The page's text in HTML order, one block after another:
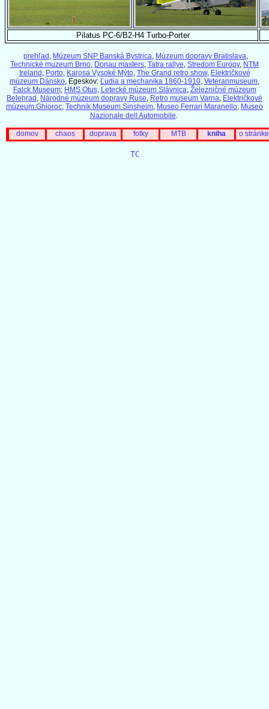
Pilatus PC-6/B2-H4 Turbo-Porter
prehľad , Múzeum SNP Banská Bystrica, Múzeum dopravy Bratislava,
Technické muzeum Brno, Donau masters, Tatra rallye, Stredom Európy, NTM
Ireland , Porto, Karosa Vysoké Mýto, The Grand retro show, Električkové
múzeum Dánsko, Egeskov: Ľudia a mechanika 1860-1910, Veteranmuseum,
Falck Museum; HMS Otus, Letecké múzeum Slávnica, Železničné múzeum
Belehrad , Národné múzeum dopravy Ruse, Retro museum Varna, Električkové
múzeum Ghioroc, Technik Museum Sinsheim, Museo Ferrari Maranello, Museo
Nazionale dell Automobile.
domov chaos doprava fotky MTB kniha o stránke